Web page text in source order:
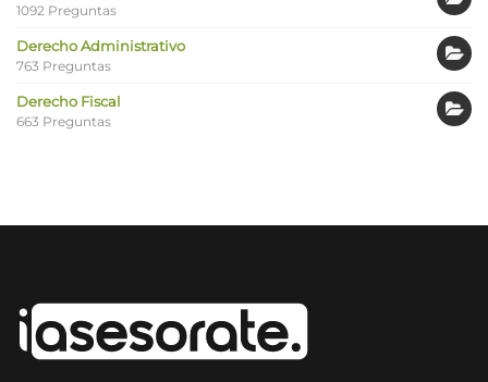
1092 Preguntas
Derecho Administrativo
763 Preguntas
Derecho Fiscal
663 Preguntas